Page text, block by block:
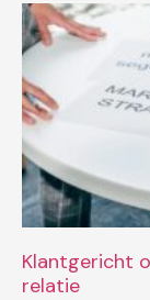
Klantgericht
relatie